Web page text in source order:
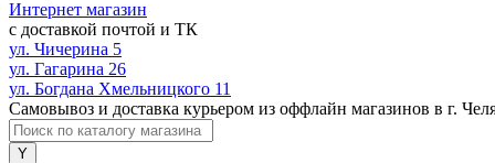
Интернет магазин
с доставкой почтой и ТК
ул. Чичерина 5
ул. Гагарина 26
ул. Богдана Хмельницкого 11
Самовывоз и доставка курьером из оффлайн магазинов в г.